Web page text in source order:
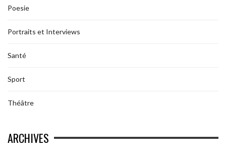
Poesie
Portraits et Interviews
Santé
Sport
Théâtre
ARCHIVES